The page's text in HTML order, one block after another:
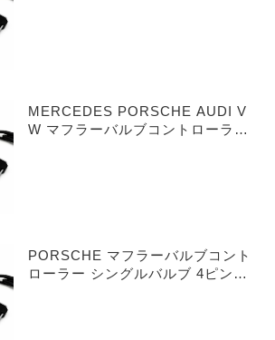
MERCEDES PORSCHE AUDI V
W マフラーバルブコントローラー
PORSCHE マフラーバルブコント
ローラー シングルバルブ 4ピンタ